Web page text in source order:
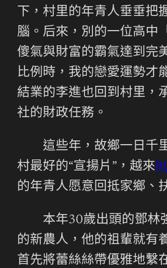
下，村里的年青人垂垂把
腦。后來，別的一位高中
傻氣與財富的霸氣達到完
比例時，我的戀愛運勢才
結業的李進也回到村里，
社的財政任務。
這些年，故鄉一日千
村最好的“宣揚片”，越來
的年青人愿意回抵家鄉、
本年30歲出頭的鄧林
的新農人，他的祖輩就有
首先將蕾絲絲帶優雅地繫